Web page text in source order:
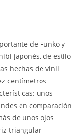
de Funko y
japonés, de estilo
hechas de vinil
centímetros
unos
en comparación
de unos ojos
triangular